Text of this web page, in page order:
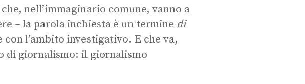
nell’immaginario comune, vanno a
– la parola inchiesta è un termine di
l’ambito investigativo. E che va,
di giornalismo: il giornalismo